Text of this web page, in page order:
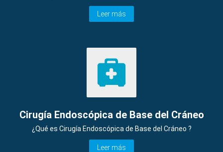
Leer más
Cirugía Endoscópica de Base del Cráneo
¿Qué es Cirugía Endoscópica de Base del Cráneo ?
Leer más